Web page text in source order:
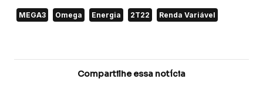
MEGA3 Omega Energia 2T22 Renda Variável
Compartilhe essa notícia